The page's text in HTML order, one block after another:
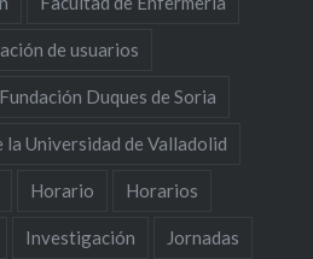
de usuarios
Fundación Duques de Soria
la Universidad de Valladolid
Horario Horarios
Investigación Jornadas